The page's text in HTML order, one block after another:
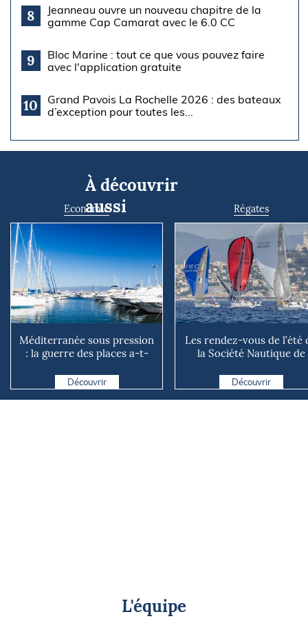
8
Jeanneau ouvre un nouveau chapitre de la
gamme Cap Camarat avec le 6.0 CC
9
Bloc Marine : tout ce que vous pouvez faire
avec l'application gratuite
10
Grand Pavois La Rochelle 2026 : des bateaux
d’exception pour toutes les...
À découvrir
aussi
Economie
Méditerranée sous pression
: la guerre des places a-t-
Découvrir
Régates
Les rendez-vous de l’été
la Société Nautique de
Découvrir
L'équipe